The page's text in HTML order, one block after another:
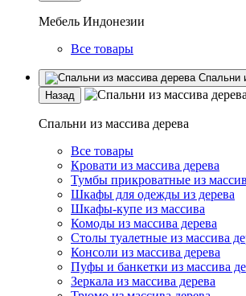
Мебель Индонезии
Все товары
Спальни
Назад
Спальни из массива дерева
Все товары
Кровати из массива дерева
Тумбы прикроватные из
Шкафы для одежды из дерева
Шкафы-купе из массива
Комоды из массива дерева
Столы туалетные из массива
Консоли из массива дерева
Пуфы и банкетки из массива
Зеркала из массива дерева